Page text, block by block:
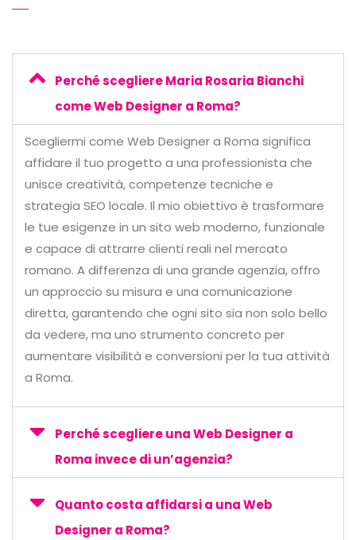
Perché scegliere Maria Rosaria Bianchi
come Web Designer a Roma?
Scegliermi come Web Designer a Roma significa
affidare il tuo progetto a una professionista che
unisce creatività, competenze tecniche e
strategia SEO locale. Il mio obiettivo è trasformare
le tue esigenze in un sito web moderno, funzionale
e capace di attrarre clienti reali nel mercato
romano. A differenza di una grande agenzia, offro
un approccio su misura e una comunicazione
diretta, garantendo che ogni sito sia non solo bello
da vedere, ma uno strumento concreto per
aumentare visibilità e conversioni per la tua attività
a Roma.
Perché scegliere una Web Designer a
Roma invece di un’agenzia?
Quanto costa affidarsi a una Web
Designer a Roma?